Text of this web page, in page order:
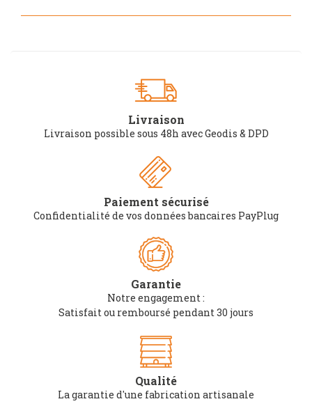
Livraison
Livraison possible sous 48h avec Geodis & DPD
Paiement sécurisé
Confidentialité de vos données bancaires PayPlug
Garantie
Notre engagement :
Satisfait ou remboursé pendant 30 jours
Qualité
La garantie d'une fabrication artisanale